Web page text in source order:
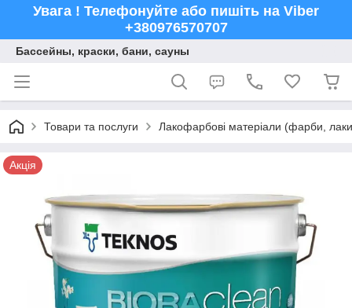
Увага ! Телефонуйте або пишіть на Viber
+380976570707
Бассейны, краски, бани, сауны
Товари та послуги Лакофарбові матеріали (фарби,
Акція